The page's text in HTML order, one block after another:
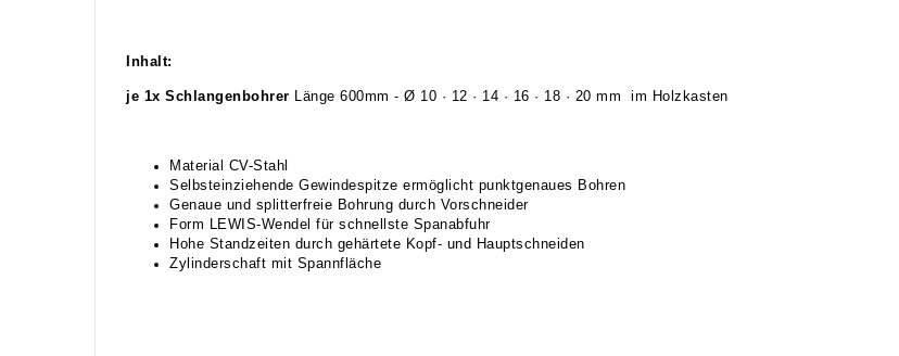
Inhalt:
je 1x Schlangenbohrer Länge 600mm - Ø 10 · 12 · 14 · 16 · 18 · 20 mm im Holzkasten
Material CV-Stahl
Selbsteinziehende Gewindespitze ermöglicht punktgenaues Bohren
Genaue und splitterfreie Bohrung durch Vorschneider
Form LEWIS-Wendel für schnellste Spanabfuhr
Hohe Standzeiten durch gehärtete Kopf- und Hauptschneiden
Zylinderschaft mit Spannfläche